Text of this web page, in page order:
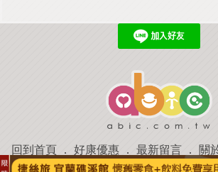
回到首頁 ． 好康優惠 ． 最新留言 ． 關
部落格微件．商家合作．討論區．推